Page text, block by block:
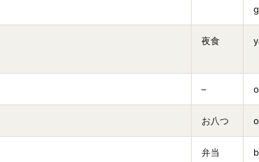
夜食
–
お八つ
弁当